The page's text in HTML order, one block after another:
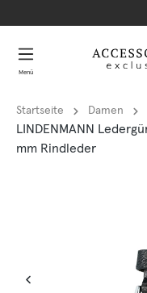
Menü
Startseite Damen
LINDENMANN
mm Rindleder